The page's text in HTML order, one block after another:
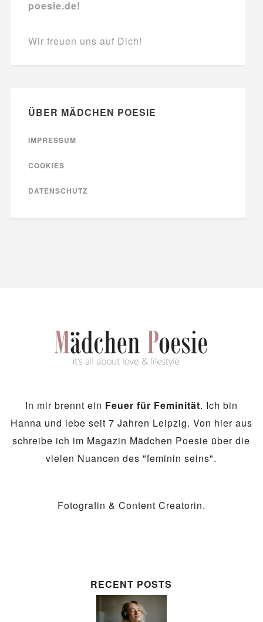
poesie.de!
Wir freuen uns auf Dich!
ÜBER MÄDCHEN POESIE
IMPRESSUM
COOKIES
DATENSCHUTZ
In mir brennt ein Feuer für Feminität. Ich bin
Hanna und lebe seit 7 Jahren Leipzig. Von hier aus
schreibe ich im Magazin Mädchen Poesie über die
vielen Nuancen des "feminin seins".
Fotografin & Content Creatorin.
RECENT POSTS